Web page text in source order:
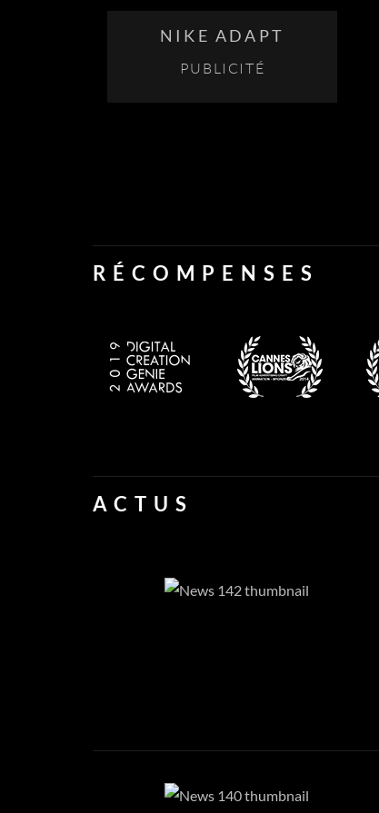
NIKE ADAPT
PUBLICITÉ
RÉCOMPENSES
ACTUS